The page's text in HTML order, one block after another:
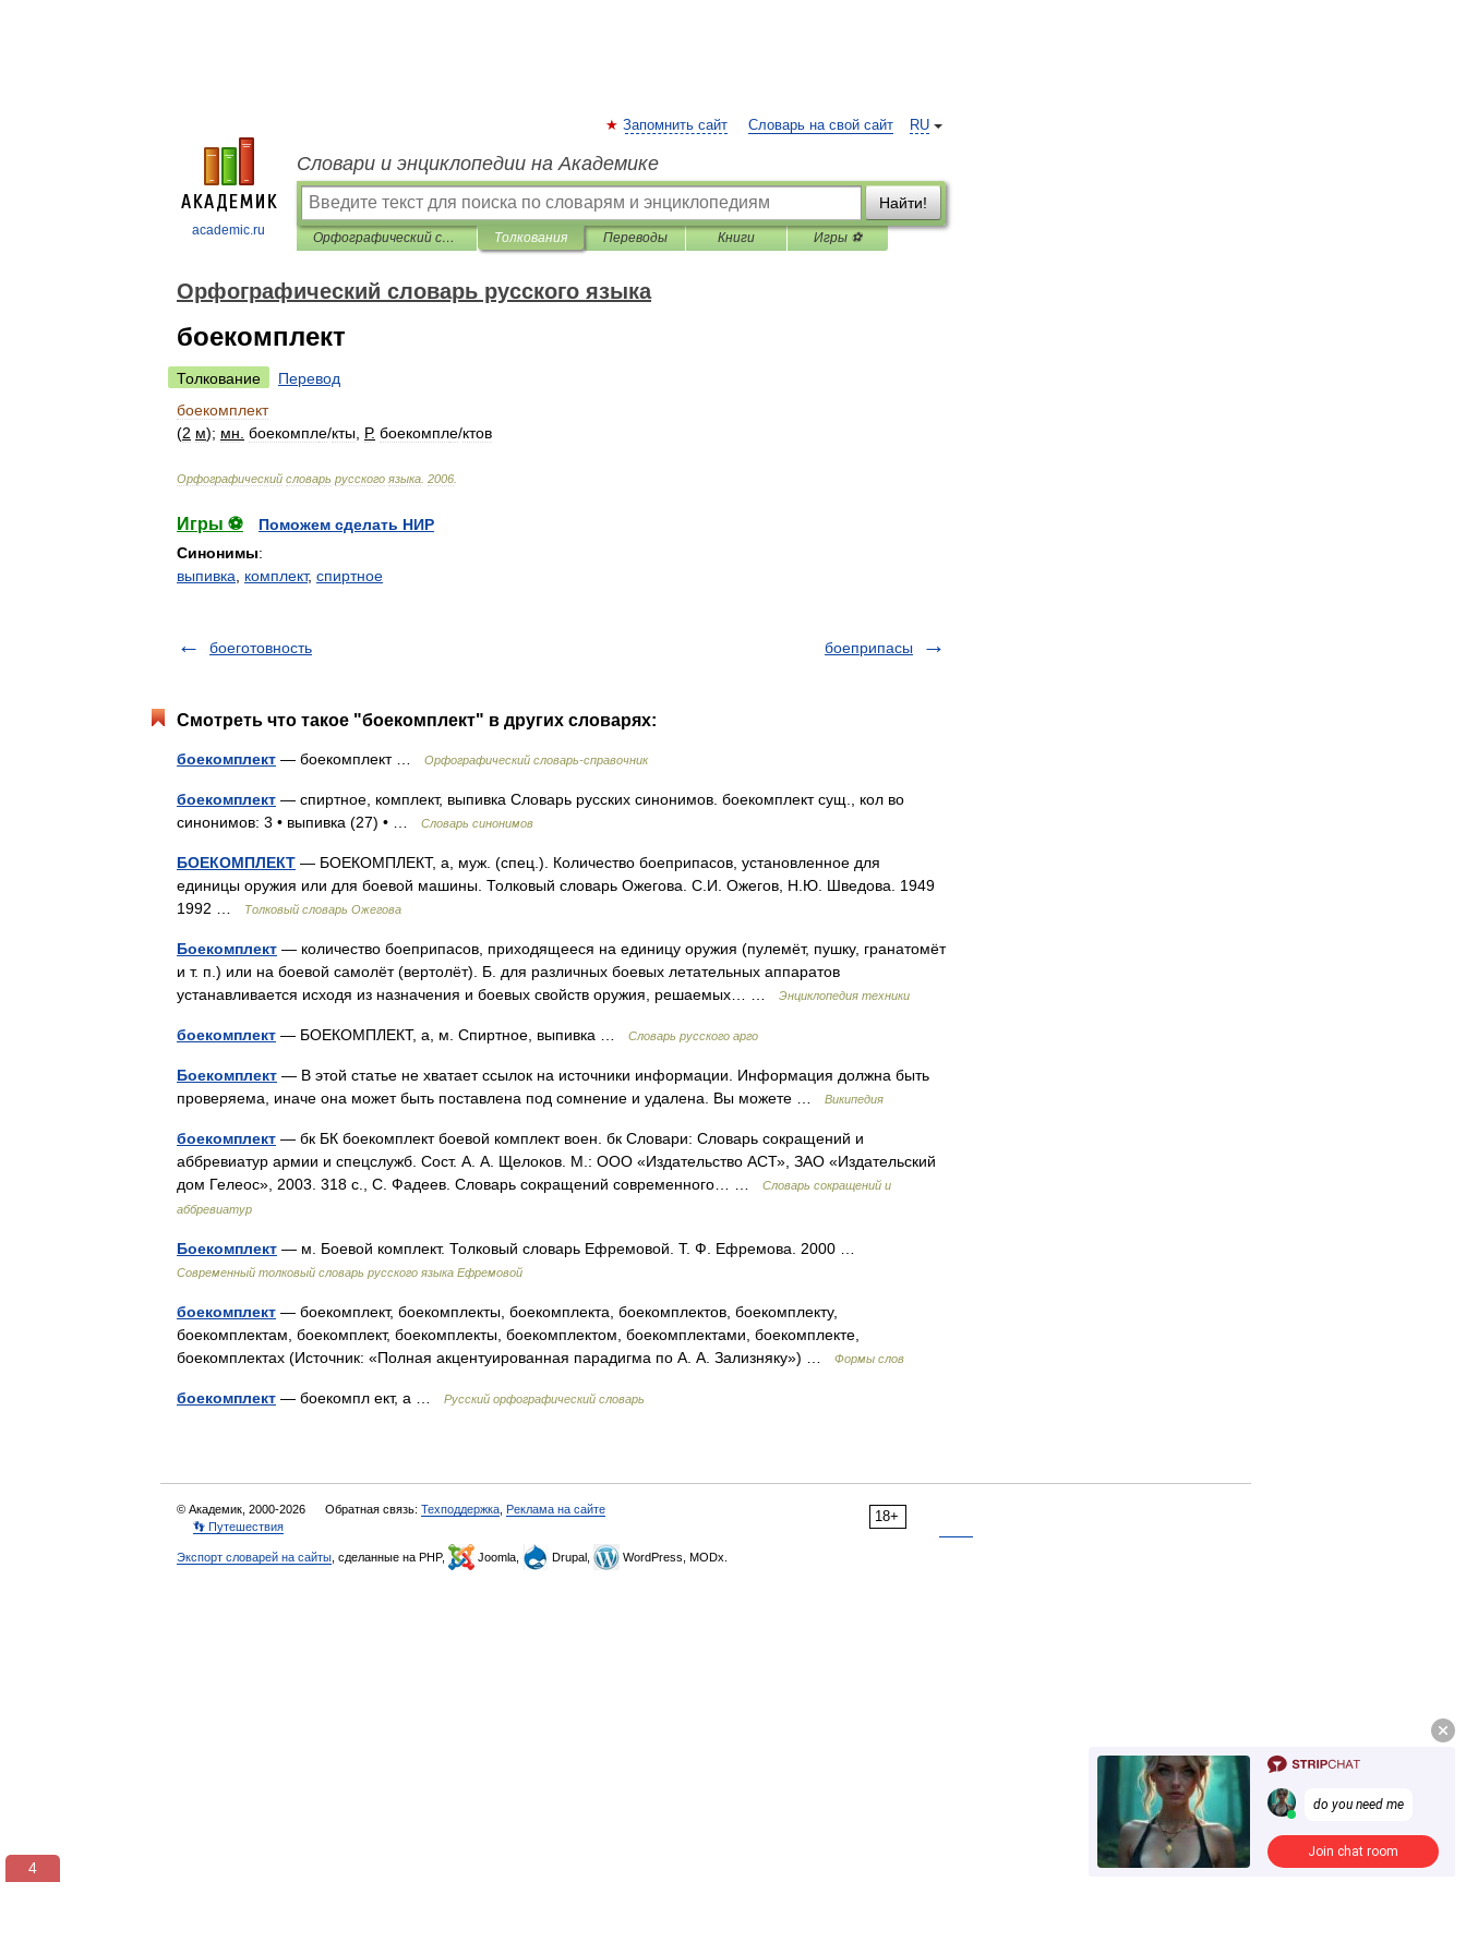
academic.ru
RU
Запомнить сайт Словарь на свой сайт
Словари и энциклопедии на Академике
Найти!
Орфографический словарь русского языка Толкования Переводы Книги Игры ⚽
Орфографический словарь русского языка
боекомплект
Толкование
Перевод
боекомплект
(2 м); мн боекомпле/кты Р. боекомпле/ктов
Орфографический словарь русского языка 2006
Игры ⚽
Поможем сделать НИР
Синонимы:
выпивка
комплект, спиртное
боеготовность боеприпасы
Смотреть что такое "боекомплект" в других словарях:
боекомплект — боекомплект … Орфографический словарь-справочник
боекомплект — спиртное, комплект, выпивка Словарь русских синонимов. боекомплект сущ., кол во
синонимов: 3 • выпивка (27) • …
Словарь синонимов
БОЕКОМПЛЕКТ — БОЕКОМПЛЕКТ, а, муж. (спец.). Количество боеприпасов, установленное для
единицы оружия или для боевой машины. Толковый словарь Ожегова. С.И. Ожегов, Н.Ю. Шведова. 1949
1992 …
Толковый словарь Ожегова
Боекомплект — количество боеприпасов, приходящееся на единицу оружия (пулемёт, пушку, гранатомёт
и т. п.) или на боевой самолёт (вертолёт). Б. для различных боевых летательных аппаратов
устанавливается исходя из назначения и боевых свойств оружия, решаемых… …
Энциклопедия техники
боекомплект — БОЕКОМПЛЕКТ, а, м. Спиртное, выпивка … Словарь русского арго
Боекомплект — В этой статье не хватает ссылок на источники информации. Информация должна быть
проверяема, иначе она может быть поставлена под сомнение и удалена. Вы можете …
Википедия
боекомплект — бк БК боекомплект боевой комплект воен. бк Словари: Словарь сокращений и
аббревиатур армии и спецслужб. Сост. А. А. Щелоков. М.: ООО «Издательство АСТ», ЗАО «Издательский
дом Гелеос», 2003. 318 с., С. Фадеев. Словарь сокращений современного… …
Словарь сокращений и
аббревиатур
Боекомплект — м. Боевой комплект. Толковый словарь Ефремовой. Т. Ф. Ефремова. 2000 …
Современный толковый словарь русского языка Ефремовой
боекомплект — боекомплект, боекомплекты, боекомплекта, боекомплектов, боекомплекту,
боекомплектам, боекомплект, боекомплекты, боекомплектом, боекомплектами, боекомплекте,
боекомплектах (Источник: «Полная акцентуированная парадигма по А. А. Зализняку») …
Формы слов
боекомплект — боекомпл ект, а … Русский орфографический словарь
18+
© Академик, 2000-2026 Обратная связь: Техподдержка Реклама на сайте
👣 Путешествия
Экспорт словарей на сайты , сделанные на PHP, Joomla, Drupal, WordPress, MODx.
3